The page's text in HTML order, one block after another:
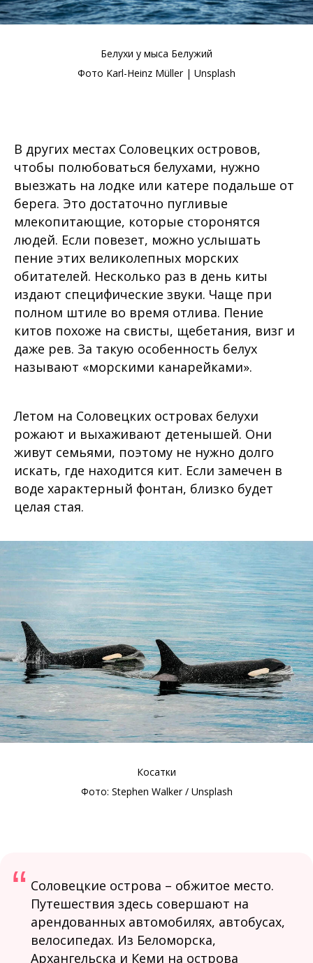
Белухи у мыса Белужий
Фото Karl-Heinz Müller | Unsplash
В других местах Соловецких островов,
чтобы полюбоваться белухами, нужно
выезжать на лодке или катере подальше от
берега. Это достаточно пугливые
млекопитающие, которые сторонятся
людей. Если повезет, можно услышать
пение этих великолепных морских
обитателей. Несколько раз в день киты
издают специфические звуки. Чаще при
полном штиле во время отлива. Пение
китов похоже на свисты, щебетания, визг и
даже рев. За такую особенность белух
называют «морскими канарейками».
Летом на Соловецких островах белухи
рожают и выхаживают детенышей. Они
живут семьями, поэтому не нужно долго
искать, где находится кит. Если замечен в
воде характерный фонтан, близко будет
целая стая.
Косатки
Фото: Stephen Walker / Unsplash
“ Соловецкие острова – обжитое место.
Путешествия здесь совершают на
арендованных автомобилях, автобусах,
велосипедах. Из Беломорска,
Архангельска и Кеми на острова